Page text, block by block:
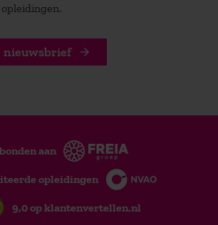
nieuwsbrief
aan
opleidingen
9,0 op klantenvertellen.nl